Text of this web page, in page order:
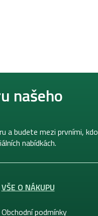
našeho
a budete mezi prvními, kdo
nabídkách.
VŠE O NÁKUPU
Obchodní podmínky